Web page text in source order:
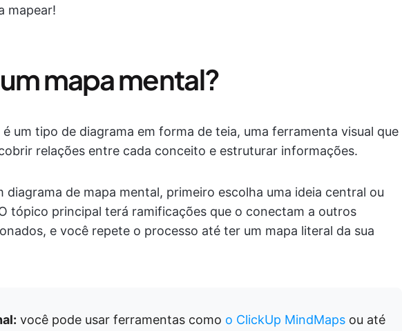
mapear!
mapa mental?
um tipo de diagrama em forma de teia, uma ferramenta visual que
relações entre cada conceito e estruturar informações.
diagrama de mapa mental, primeiro escolha uma ideia central ou
tópico principal terá ramificações que o conectam a outros
e você repete o processo até ter um mapa literal da sua
você pode usar ferramentas como o ClickUp MindMaps ou até